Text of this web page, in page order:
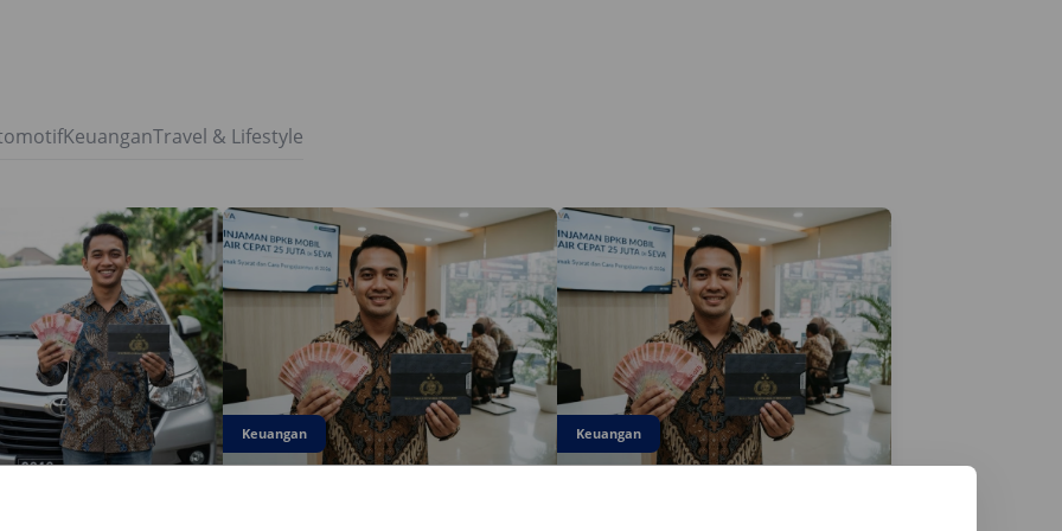
KeuanganTravel & Lifestyle
Keuangan Keuangan